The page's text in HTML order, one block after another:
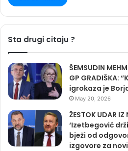
Sta drugi citaju ?
ŠEMSUDIN
GP GRADIŠKA:
igrokaza je
May 20, 2026
ŽESTOK UDAR
‘Izetbegović
bježi od
izgovore za